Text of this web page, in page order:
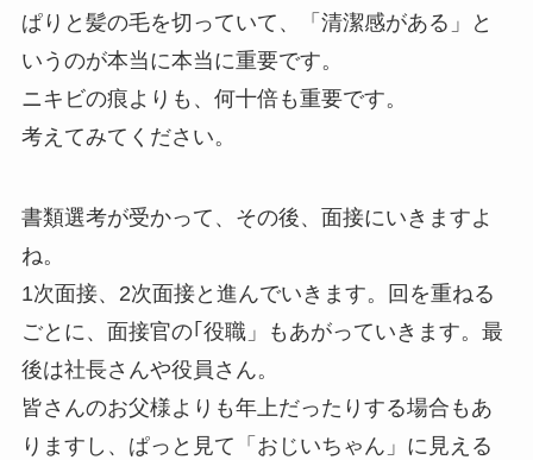
ぱりと髪の毛を切っていて、「清潔感がある」と
いうのが本当に本当に重要です。
ニキビの痕よりも、何十倍も重要です。
考えてみてください。
書類選考が受かって、その後、面接にいきますよ
ね。
1次面接、2次面接と進んでいきます。回を重ねる
ごとに、面接官の｢役職」もあがっていきます。最
後は社長さんや役員さん。
皆さんのお父様よりも年上だったりする場合もあ
りますし、ぱっと見て「おじいちゃん」に見える